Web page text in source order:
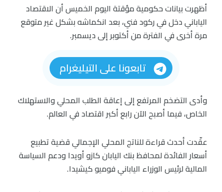
أظهرت بيانات حكومية مؤقتة اليوم الخميس أن الاقتصاد
الياباني دخل في ركود فني، بعد انكماشه بشكل غير متوقع
مرة أخرى في الفترة من أكتوبر إلى ديسمبر.
تابعونا على التيليغرام
وأدى التضخم المرتفع إلى إعاقة الطلب المحلي والاستهلاك
الخاص، فيما أصبح الآن رابع أكبر اقتصاد في العالم.
عقّدت أحدث قراءة للناتج المحلي الإجمالي قضية تطبيع
أسعار الفائدة لمحافظ بنك اليابان كازو أويدا ودعم السياسة
المالية لرئيس الوزراء الياباني فوميو كيشيدا.